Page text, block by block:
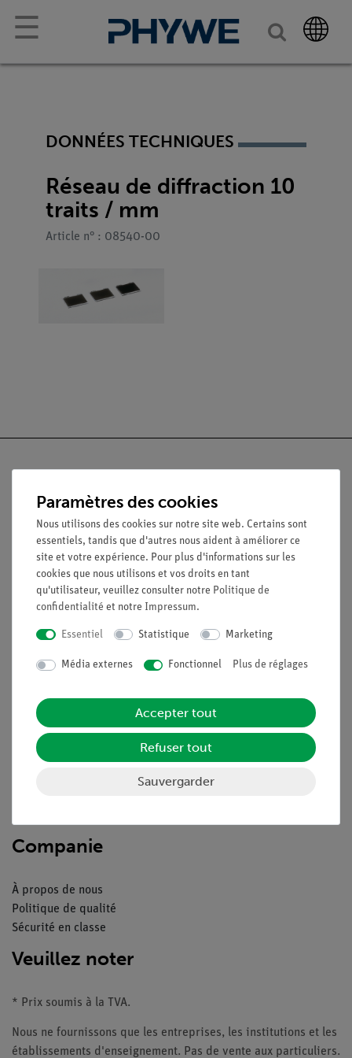
☰
DONNÉES TECHNIQUES
Réseau de diffraction 10
traits / mm
Article n° : 08540-00
Nach oben
Légal
Contact
Conditions générales de vente
Mentions légales
Service
Aperçu du service
Téléchargements
Companie
À propos de nous
Politique de qualité
Sécurité en classe
Veuillez noter
* Prix soumis à la TVA.
Nous ne fournissons que les entreprises, les institutions et les
établissements d'enseignement. Pas de vente aux particuliers.
Paramètres des cookies
Nous utilisons des cookies sur notre site web. Certains sont
essentiels, tandis que d'autres nous aident à améliorer ce
site et votre expérience. Pour plus d'informations sur les
cookies que nous utilisons et vos droits en tant
qu'utilisateur, veuillez consulter notre Politique de
confidentialité et notre Impressum.
Essentiel Statistique Marketing
Média externes Fonctionnel Plus de réglages
Accepter tout
Refuser tout
Sauvergarder